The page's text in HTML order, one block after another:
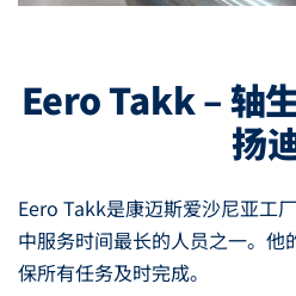
Eero Takk – 轴
扬
Eero Takk是康迈斯爱沙尼亚工
中服务时间最长的人员之一。他
保所有任务及时完成。